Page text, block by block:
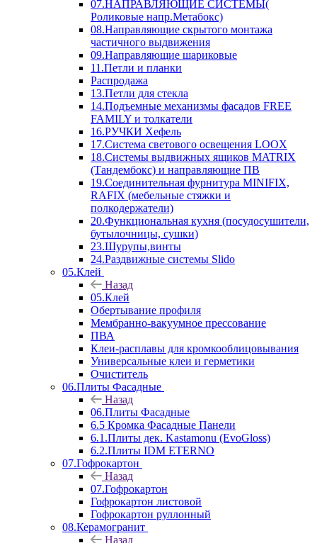
07.НАПРАВЛЯЮЩИЕ СИСТЕМЫ(
Роликовые напр.Метабокс)
08.Направляющие скрытого монтажа
частичного выдвижения
09.Направляющие шариковые
11.Петли и планки
Распродажа
13.Петли для стекла
14.Подъемные механизмы фасадов FREE
FAMILY и толкатели
16.РУЧКИ Хефель
17.Система светового освещения LOOX
18.Системы выдвижных ящиков MATRIX
(Тандембокс) и направляющие ПВ
19.Соединительная фурнитура MINIFIX,
RAFIX (мебельные стяжки и
полкодержатели)
20.Функциональная кухня (посудосушители,
бутылочницы, сушки)
23.Шурупы,винты
24.Раздвижные системы Slido
05.Клей
Назад
05.Клей
Обертывание профиля
Мембранно-вакуумное прессование
ПВА
Клеи-расплавы для кромкооблицовывания
Универсальные клеи и герметики
Очиститель
06.Плиты Фасадные
Назад
06.Плиты Фасадные
6.5 Кромка Фасадные Панели
6.1.Плиты дек. Kastamonu (EvoGloss)
6.2.Плиты IDM ETERNO
07.Гофрокартон
Назад
07.Гофрокартон
Гофрокартон листовой
Гофрокартон руллонный
08.Керамогранит
Назад